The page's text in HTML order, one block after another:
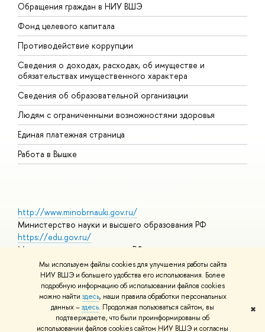
Мы используем файлы cookies для улучшения работы сайта
НИУ ВШЭ и большего удобства его использования. Более
подробную информацию об использовании файлов cookies
можно найти здесь, наши правила обработки персональных
данных –здесь. Продолжая пользоваться сайтом, вы
подтверждаете, что были проинформированы об
использовании файлов cookies сайтом НИУ ВШЭ и согласны
✖
Обращения граждан в НИУ ВШЭ
Фонд целевого капитала
Противодействие коррупции
Сведения о доходах, расходах, об имуществе и
обязательствах имущественного характера
Сведения об образовательной организации
Людям с ограниченными возможностями здоровья
Единая платежная страница
Работа в Вышке
http://www.minobrnauki.gov.ru/
Министерство науки и высшего образования РФ
https://edu.gov.ru/
Министерство просвещения РФ
https://elearning.hse.ru/mooc
Массовые открытые онлайн-курсы
© НИУ ВШЭ 1993–2026 Адреса и контактыУсловия
использования материалов Политика конфиденциальности